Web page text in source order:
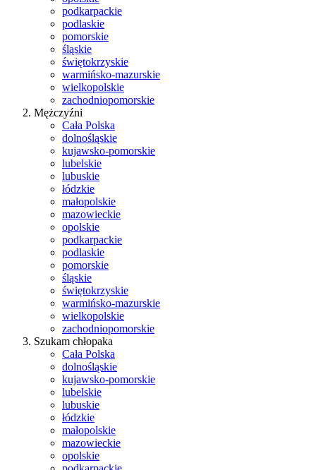
podkarpackie
podlaskie
pomorskie
śląskie
świętokrzyskie
warmińsko-mazurskie
wielkopolskie
zachodniopomorskie
Mężczyźni
Cała Polska
dolnośląskie
kujawsko-pomorskie
lubelskie
lubuskie
łódzkie
małopolskie
mazowieckie
opolskie
podkarpackie
podlaskie
pomorskie
śląskie
świętokrzyskie
warmińsko-mazurskie
wielkopolskie
zachodniopomorskie
Szukam chłopaka
Cała Polska
dolnośląskie
kujawsko-pomorskie
lubelskie
lubuskie
łódzkie
małopolskie
mazowieckie
opolskie